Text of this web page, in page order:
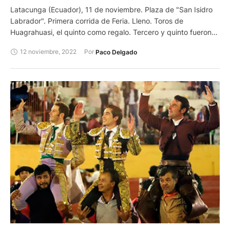
Latacunga (Ecuador), 11 de noviembre. Plaza de "San Isidro
Labrador". Primera corrida de Feria. Lleno. Toros de
Huagrahuasi, el quinto como regalo. Tercero y quinto fueron
silencio y dos orejas. Andrés Roca Rey, silencio, oreja y dos
12 noviembre, 2022 Por Paco Delgado